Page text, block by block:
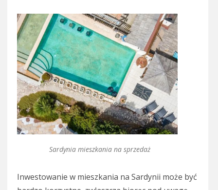
Sardynia mieszkania na sprzedaż
Inwestowanie w mieszkania na Sardynii może być